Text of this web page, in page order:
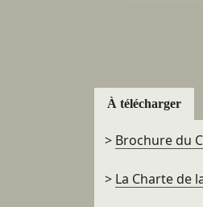
À télécharger
> Brochure du
> La Charte de